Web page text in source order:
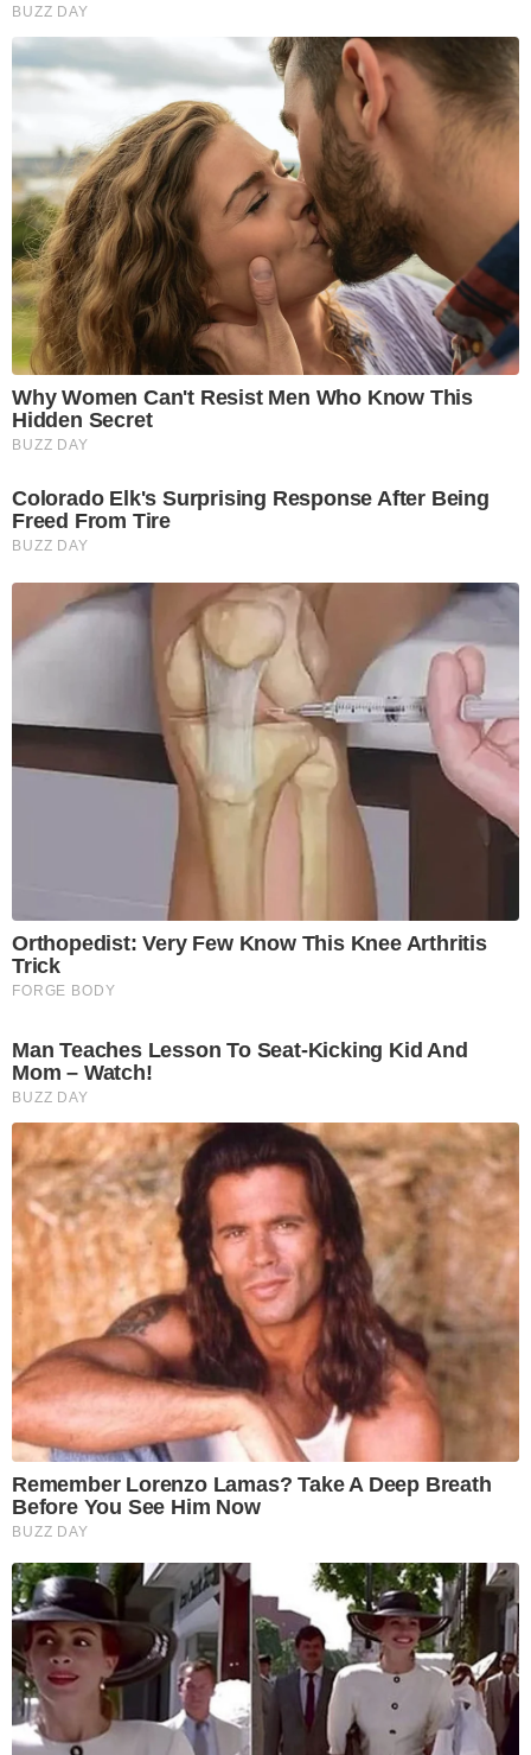
BUZZ DAY
Why Women Can't Resist Men Who Know This
Hidden Secret
BUZZ DAY
Colorado Elk's Surprising Response After Being
Freed From Tire
BUZZ DAY
Orthopedist: Very Few Know This Knee Arthritis
Trick
FORGE BODY
Man Teaches Lesson To Seat-Kicking Kid And
Mom – Watch!
BUZZ DAY
Remember Lorenzo Lamas? Take A Deep Breath
Before You See Him Now
BUZZ DAY